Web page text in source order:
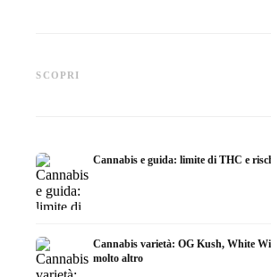
SCOPRI
mostrano gli studi
Cannabis e guida: limite di THC e
Cannabis varietà: OG Kush, White
molto altro